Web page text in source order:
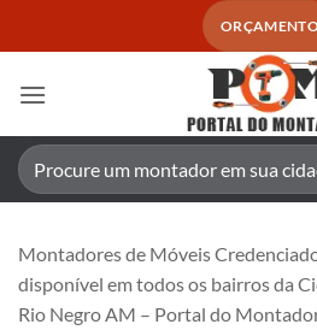
Pesquisar
por:
Montadores de Móveis
disponível em todos os bairros da
Rio Negro AM – Portal do